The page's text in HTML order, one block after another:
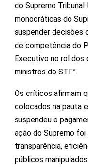
do Supremo
monocráticas do
suspender decisões
de competência do
Executivo no rol dos
ministros do STF”.
Os críticos afirmam
colocados na pauta
suspendeu o
ação do Supremo foi
transparência,
públicos